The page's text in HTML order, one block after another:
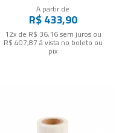
A partir de
R$ 433,90
12x de R$ 36,16sem jurosou
R$ 407,87 à vista no boleto ou
pix